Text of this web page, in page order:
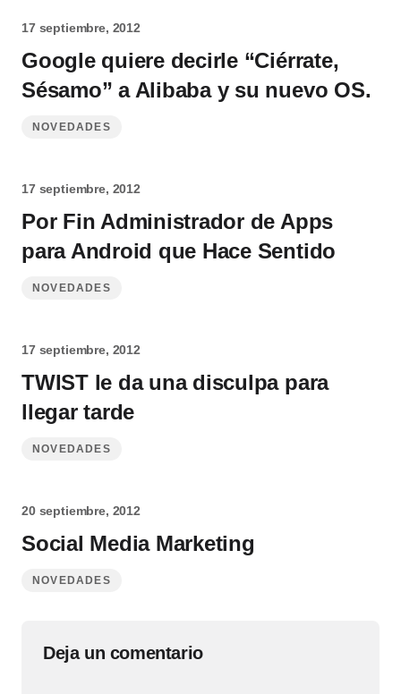
17 septiembre, 2012
Google quiere decirle “Ciérrate,
Sésamo” a Alibaba y su nuevo OS.
NOVEDADES
17 septiembre, 2012
Por Fin Administrador de Apps
para Android que Hace Sentido
NOVEDADES
17 septiembre, 2012
TWIST le da una disculpa para
llegar tarde
NOVEDADES
20 septiembre, 2012
Social Media Marketing
NOVEDADES
Deja un comentario